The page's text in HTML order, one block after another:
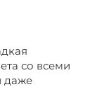
со всеми
даже